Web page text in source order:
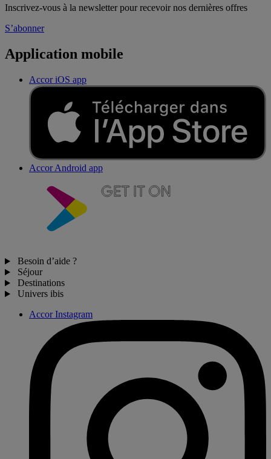
Inscrivez-vous à la newsletter pour recevoir nos dernières offres
S’abonner
Application mobile
Accor iOS app
Accor Android app
Besoin d’aide ?
Séjour
Destinations
Univers ibis
Accor Instagram